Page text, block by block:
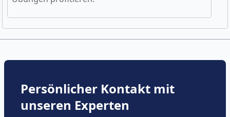
Persönlicher Kontakt mit
unseren Experten